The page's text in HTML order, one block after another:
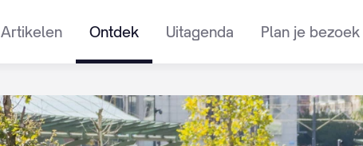
Artikelen Ontdek Uitagenda Plan je bezoek